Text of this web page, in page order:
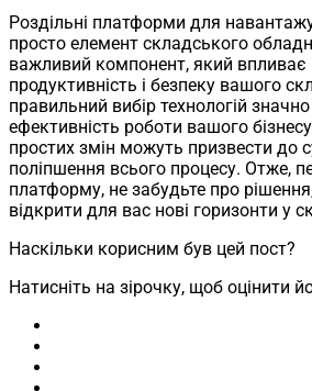
Роздільні платформи для
просто елемент складського
важливий компонент, який впливає
продуктивність і безпеку вашого
правильний вибір технологій
ефективність роботи вашого
простих змін можуть призвести до
поліпшення всього процесу. Отже,
платформу, не забудьте про
відкрити для вас нові горизонти у
Наскільки корисним був цей пост?
Натисніть на зірочку, щоб оцінити